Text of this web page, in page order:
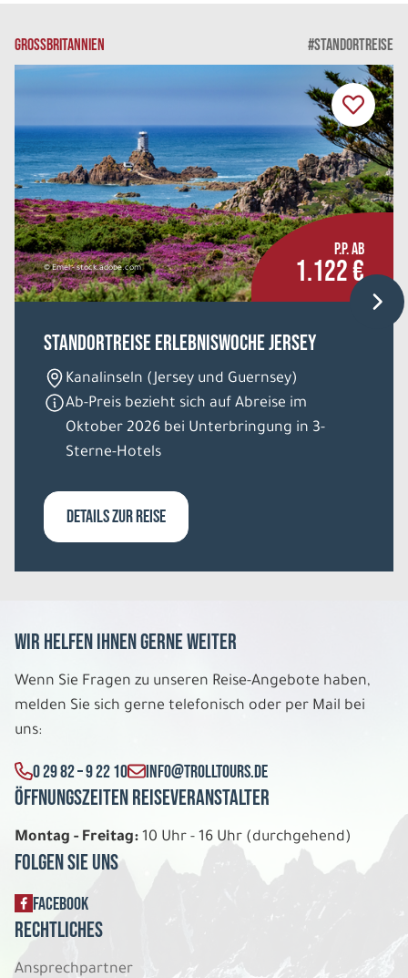
GROSSBRITANNIEN #STANDORTREISE
© Emel - stock.adobe.com
P.P. AB
1.122 €
Standortreise Erlebniswoche Jersey
Kanalinseln (Jersey und Guernsey)
Ab-Preis bezieht sich auf Abreise im
Oktober 2026 bei Unterbringung in 3-
Sterne-Hotels
DETAILS ZUR REISE
Wir helfen Ihnen gerne weiter
Wenn Sie Fragen zu unseren Reise-Angebote haben,
melden Sie sich gerne telefonisch oder per Mail bei
uns:
0 29 82 – 9 22 10 INFO@TROLLTOURS.DE
Öffnungszeiten Reiseveranstalter
Montag - Freitag: 10 Uhr - 16 Uhr (durchgehend)
Folgen Sie uns
FACEBOOK
Rechtliches
Ansprechpartner